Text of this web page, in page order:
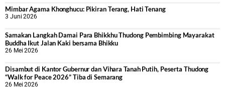
Mimbar Agama Khonghucu: Pikiran Terang, Hati Tenang
3 Juni 2026
Samakan Langkah Damai Para Bhikkhu Thudong Pembimbing Mayarakat
Buddha Ikut Jalan Kaki bersama Bhikku
26 Mei 2026
Disambut di Kantor Gubernur dan Vihara Tanah Putih, Peserta Thudong
“Walk for Peace 2026” Tiba di Semarang
26 Mei 2026